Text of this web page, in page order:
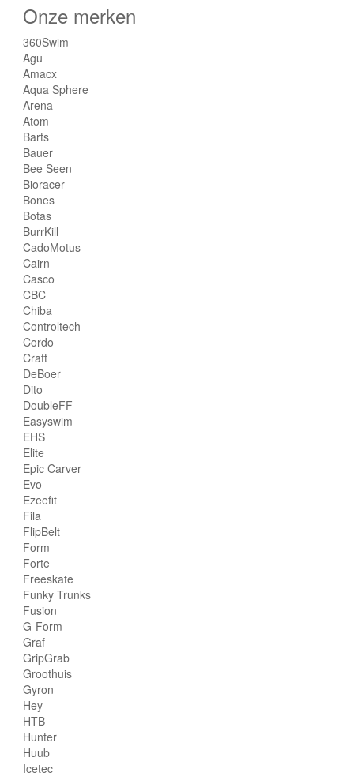
Onze merken
360Swim
Agu
Amacx
Aqua Sphere
Arena
Atom
Barts
Bauer
Bee Seen
Bioracer
Bones
Botas
BurrKill
CadoMotus
Cairn
Casco
CBC
Chiba
Controltech
Cordo
Craft
DeBoer
Dito
DoubleFF
Easyswim
EHS
Elite
Epic Carver
Evo
Ezeefit
Fila
FlipBelt
Form
Forte
Freeskate
Funky Trunks
Fusion
G-Form
Graf
GripGrab
Groothuis
Gyron
Hey
HTB
Hunter
Huub
Icetec